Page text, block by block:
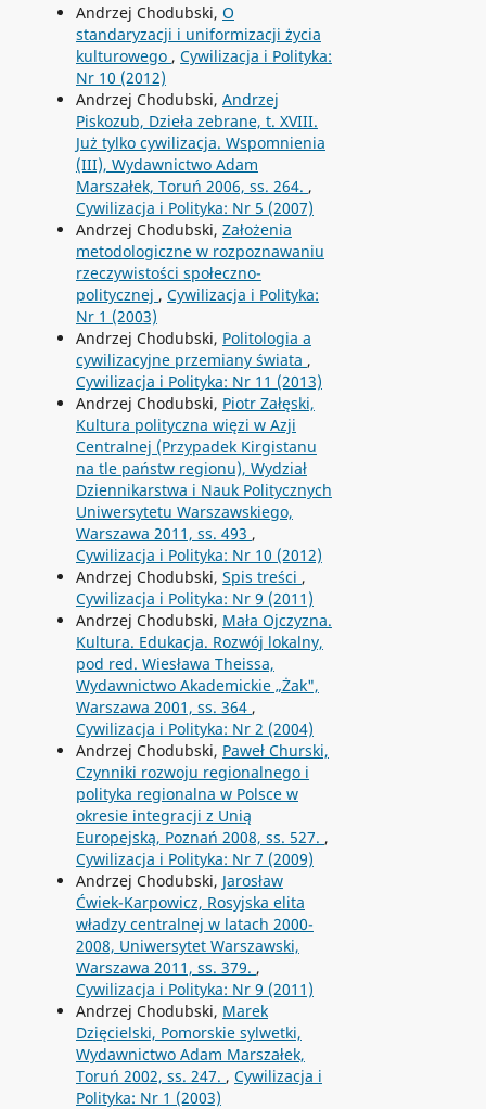
Andrzej Chodubski, O
standaryzacji i uniformizacji życia
kulturowego , Cywilizacja i Polityka:
Nr 10 (2012)
Andrzej Chodubski, Andrzej
Piskozub, Dzieła zebrane, t. XVIII.
Już tylko cywilizacja. Wspomnienia
(III), Wydawnictwo Adam
Marszałek, Toruń 2006, ss. 264. ,
Cywilizacja i Polityka: Nr 5 (2007)
Andrzej Chodubski, Założenia
metodologiczne w rozpoznawaniu
rzeczywistości społeczno-
politycznej , Cywilizacja i Polityka:
Nr 1 (2003)
Andrzej Chodubski, Politologia a
cywilizacyjne przemiany świata ,
Cywilizacja i Polityka: Nr 11 (2013)
Andrzej Chodubski, Piotr Załęski,
Kultura polityczna więzi w Azji
Centralnej (Przypadek Kirgistanu
na tle państw regionu), Wydział
Dziennikarstwa i Nauk Politycznych
Uniwersytetu Warszawskiego,
Warszawa 2011, ss. 493 ,
Cywilizacja i Polityka: Nr 10 (2012)
Andrzej Chodubski, Spis treści ,
Cywilizacja i Polityka: Nr 9 (2011)
Andrzej Chodubski, Mała Ojczyzna.
Kultura. Edukacja. Rozwój lokalny,
pod red. Wiesława Theissa,
Wydawnictwo Akademickie „Żak",
Warszawa 2001, ss. 364 ,
Cywilizacja i Polityka: Nr 2 (2004)
Andrzej Chodubski, Paweł Churski,
Czynniki rozwoju regionalnego i
polityka regionalna w Polsce w
okresie integracji z Unią
Europejską, Poznań 2008, ss. 527. ,
Cywilizacja i Polityka: Nr 7 (2009)
Andrzej Chodubski, Jarosław
Ćwiek-Karpowicz, Rosyjska elita
władzy centralnej w latach 2000-
2008, Uniwersytet Warszawski,
Warszawa 2011, ss. 379. ,
Cywilizacja i Polityka: Nr 9 (2011)
Andrzej Chodubski, Marek
Dzięcielski, Pomorskie sylwetki,
Wydawnictwo Adam Marszałek,
Toruń 2002, ss. 247. , Cywilizacja i
Polityka: Nr 1 (2003)